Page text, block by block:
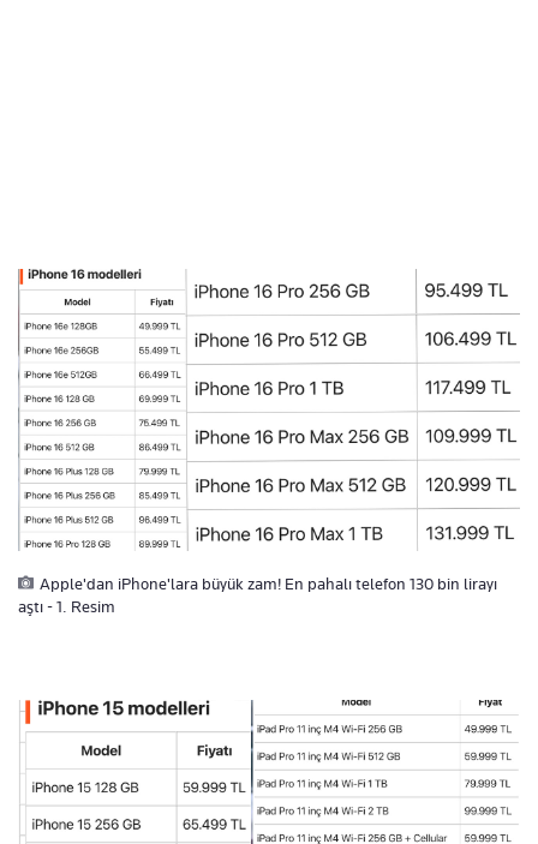
Apple'dan iPhone'lara büyük zam! En pahalı telefon 130 bin lirayı
aştı - 1. Resim